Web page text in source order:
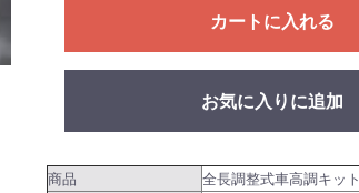
カートに入れる
お気に入りに追加
商品
全長調整式車高調キット